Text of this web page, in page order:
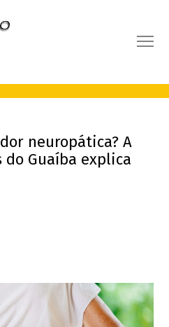
neuropática? A
Guaíba explica